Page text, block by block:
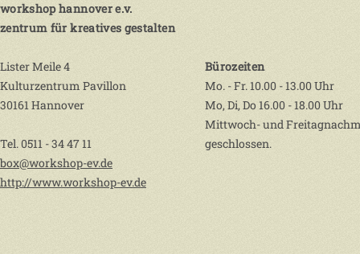
workshop hannover e.v.
zentrum für kreatives gestalten
Lister Meile 4
Kulturzentrum Pavillon
30161 Hannover
Tel. 0511 - 34 47 11
box@workshop-ev.de
http://www.workshop-ev.de
Bürozeiten
Mo. - Fr. 10.00 - 13.00 Uhr
Mo, Di, Do 16.00 - 18.00 Uhr
Mittwoch- und
geschlossen.